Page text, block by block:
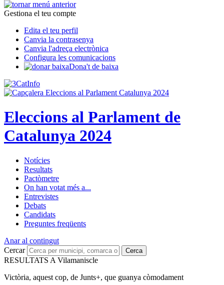
Gestiona el teu compte
Edita el teu perfil
Canvia la contrasenya
Canvia l'adreça electrònica
Configura les comunicacions
Dona't de baixa
Eleccions al Parlament de
Catalunya 2024
Notícies
Resultats
Pactòmetre
On han votat més a...
Entrevistes
Debats
Candidats
Preguntes freqüents
Anar al contingut
Cercar
Cerca
RESULTATS A Vilamaniscle
Victòria, aquest cop, de Junts+, que guanya còmodament